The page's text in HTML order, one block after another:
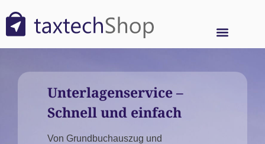
Unterlagenservice –
Schnell und einfach
Von Grundbuchauszug und